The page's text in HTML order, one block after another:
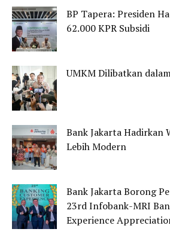
BP Tapera: Presiden
62.000 KPR Subsidi
UMKM Dilibatkan
Bank Jakarta Hadirkan
Lebih Modern
Bank Jakarta Borong
23rd Infobank-MRI
Experience